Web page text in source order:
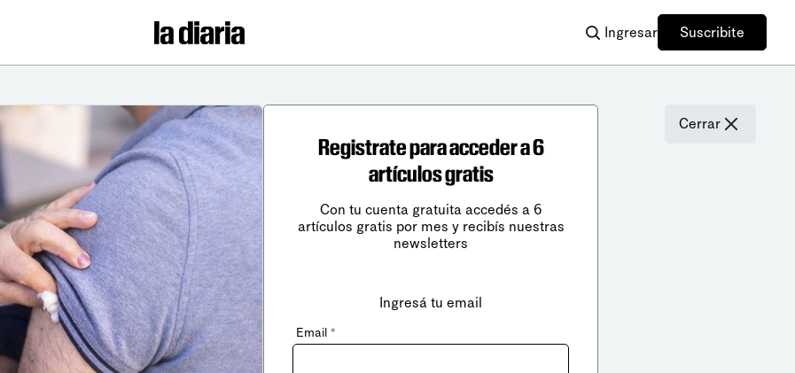
Ingresar Suscribite
Cerrar
Registrate para acceder a 6
artículos gratis
Con tu cuenta gratuita accedés a 6
artículos gratis por mes y recibís nuestras
newsletters
Ingresá tu email
Email *